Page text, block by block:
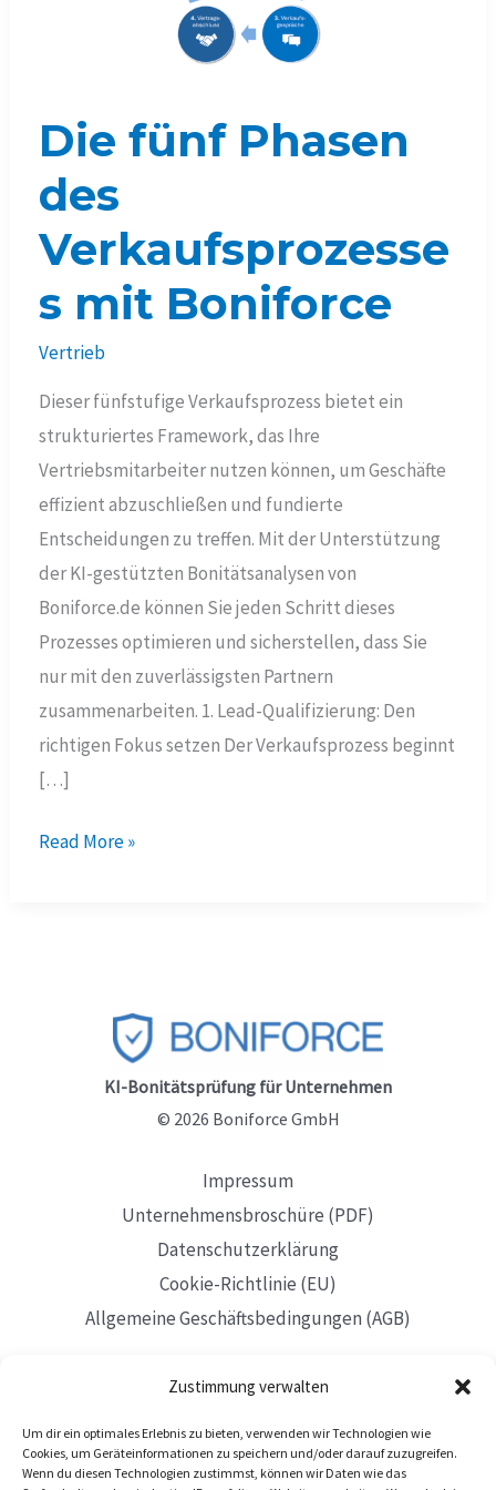
Zustimmung verwalten
Um dir ein optimales Erlebnis zu bieten, verwenden wir Technologien wie
Cookies, um Geräteinformationen zu speichern und/oder darauf zuzugreifen.
Wenn du diesen Technologien zustimmst, können wir Daten wie das
Die fünf Phasen
des
Verkaufsprozesse
s mit Boniforce
Vertrieb
Dieser fünfstufige Verkaufsprozess bietet ein
strukturiertes Framework, das Ihre
Vertriebsmitarbeiter nutzen können, um Geschäfte
effizient abzuschließen und fundierte
Entscheidungen zu treffen. Mit der Unterstützung
der KI-gestützten Bonitätsanalysen von
Boniforce.de können Sie jeden Schritt dieses
Prozesses optimieren und sicherstellen, dass Sie
nur mit den zuverlässigsten Partnern
zusammenarbeiten. 1. Lead-Qualifizierung: Den
richtigen Fokus setzen Der Verkaufsprozess beginnt
[…]
Die
Boniforce
Read More »
KI-Bonitätsprüfung für Unternehmen
© 2026 Boniforce GmbH
Impressum
Unternehmensbroschüre (PDF)
Datenschutzerklärung
Cookie-Richtlinie (EU)
Allgemeine Geschäftsbedingungen (AGB)
Mit Sitz in Düsseldorf